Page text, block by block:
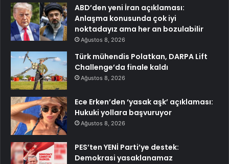
ABD’den yeni İran açıklaması:
Anlaşma konusunda çok iyi
noktadayız ama her an bozulabilir
Ağustos 8, 2026
Türk mühendis Polatkan, DARPA Lift
Challenge’da finale kaldı
Ağustos 8, 2026
Ece Erken’den ‘yasak aşk’ açıklaması:
Hukuki yollara başvuruyor
Ağustos 8, 2026
PES’ten YENİ Parti’ye destek:
Demokrasi yasaklanamaz